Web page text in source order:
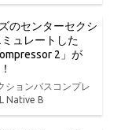
のセンターセクシ
ュレートした
2」が
ションバスコンプレ
Native B